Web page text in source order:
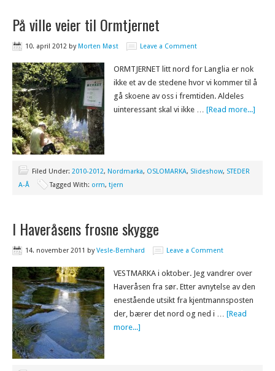
På ville veier til Ormtjernet
10. april 2012 byMorten Møst Leave a Comment
ORMTJERNET litt nord for Langlia er nok
ikke et av de stedene hvor vi kommer til å
gå skoene av oss i fremtiden. Aldeles
uinteressant skal vi ikke … [Read more...]
Filed Under: 2010-2012, Nordmarka, OSLOMARKA, Slideshow, STEDER
A-Å
Tagged With: orm, tjern
I Haveråsens frosne skygge
14. november 2011 byVesle-Bernhard Leave a Comment
VESTMARKA i oktober. Jeg vandrer over
Haveråsen fra sør. Etter avnytelse av den
enestående utsikt fra kjentmannsposten
der, bærer det nord og ned i … [Read
more...]